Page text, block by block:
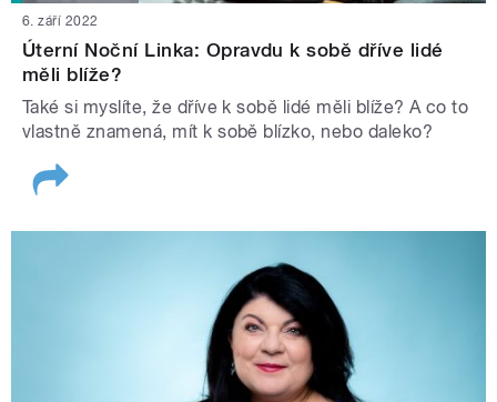
6. září 2022
Úterní Noční Linka: Opravdu k sobě dříve lidé
měli blíže?
Také si myslíte, že dříve k sobě lidé měli blíže? A co to
vlastně znamená, mít k sobě blízko, nebo daleko?